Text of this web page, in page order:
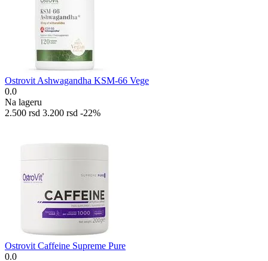
Ostrovit Ashwagandha KSM-66 Vege
0.0
Na lageru
2.500 rsd 3.200 rsd -22%
Ostrovit Caffeine Supreme Pure
0.0